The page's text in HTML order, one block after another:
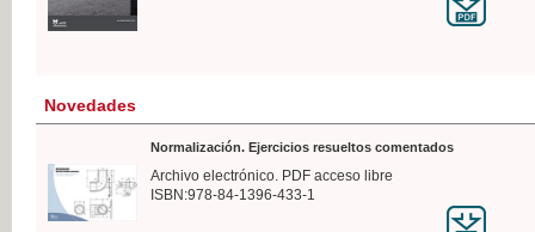
Novedades
Normalización. Ejercicios resueltos comentados
Archivo electrónico. PDF acceso libre
ISBN:978-84-1396-433-1